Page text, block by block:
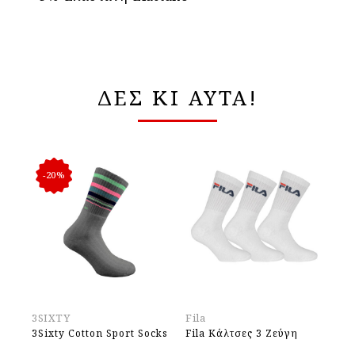
ΔΕΣ ΚΙ ΑΥΤΑ!
-20%
3SIXTY
3Sixty Cotton Sport Socks
Fila
Fila Kάλτσες 3 Ζεύγη